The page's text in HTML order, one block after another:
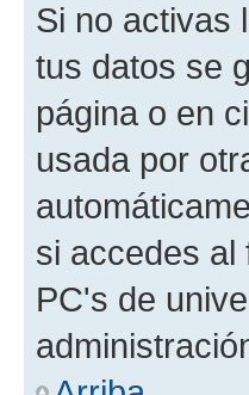
Si no activas
tus datos se
página o en
usada por
si accedes al
PC's de